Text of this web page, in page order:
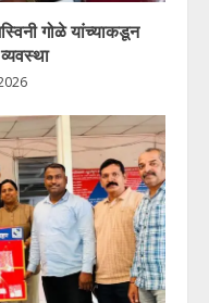
गोळे यांच्याकडून